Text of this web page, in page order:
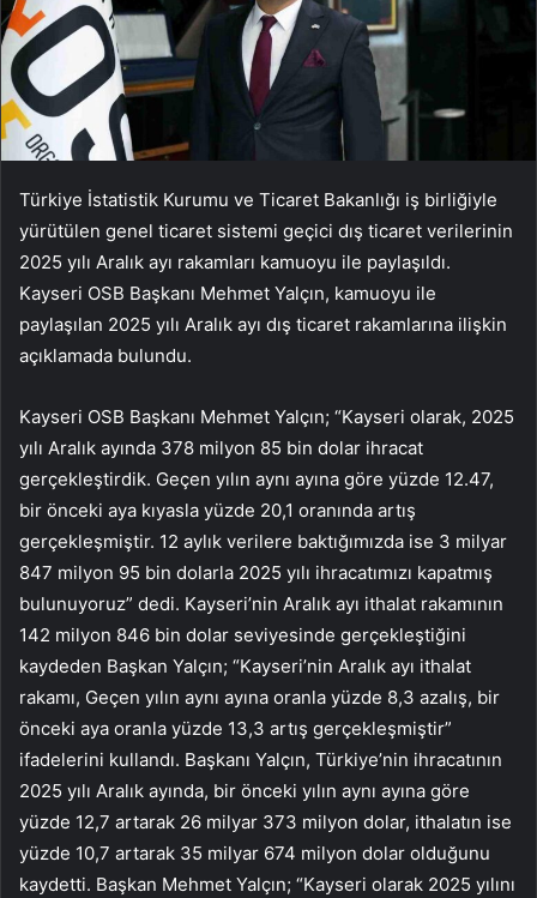
Türkiye İstatistik Kurumu ve Ticaret Bakanlığı iş birliğiyle
yürütülen genel ticaret sistemi geçici dış ticaret verilerinin
2025 yılı Aralık ayı rakamları kamuoyu ile paylaşıldı.
Kayseri OSB Başkanı Mehmet Yalçın, kamuoyu ile
paylaşılan 2025 yılı Aralık ayı dış ticaret rakamlarına ilişkin
açıklamada bulundu.
Kayseri OSB Başkanı Mehmet Yalçın; “Kayseri olarak, 2025
yılı Aralık ayında 378 milyon 85 bin dolar ihracat
gerçekleştirdik. Geçen yılın aynı ayına göre yüzde 12.47,
bir önceki aya kıyasla yüzde 20,1 oranında artış
gerçekleşmiştir. 12 aylık verilere baktığımızda ise 3 milyar
847 milyon 95 bin dolarla 2025 yılı ihracatımızı kapatmış
bulunuyoruz” dedi. Kayseri’nin Aralık ayı ithalat rakamının
142 milyon 846 bin dolar seviyesinde gerçekleştiğini
kaydeden Başkan Yalçın; “Kayseri’nin Aralık ayı ithalat
rakamı, Geçen yılın aynı ayına oranla yüzde 8,3 azalış, bir
önceki aya oranla yüzde 13,3 artış gerçekleşmiştir”
ifadelerini kullandı. Başkanı Yalçın, Türkiye’nin ihracatının
2025 yılı Aralık ayında, bir önceki yılın aynı ayına göre
yüzde 12,7 artarak 26 milyar 373 milyon dolar, ithalatın ise
yüzde 10,7 artarak 35 milyar 674 milyon dolar olduğunu
kaydetti. Başkan Mehmet Yalçın; “Kayseri olarak 2025 yılını